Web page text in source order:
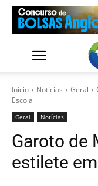
Início Notícias Geral
Escola
Geral Notícias
Garoto de
estilete